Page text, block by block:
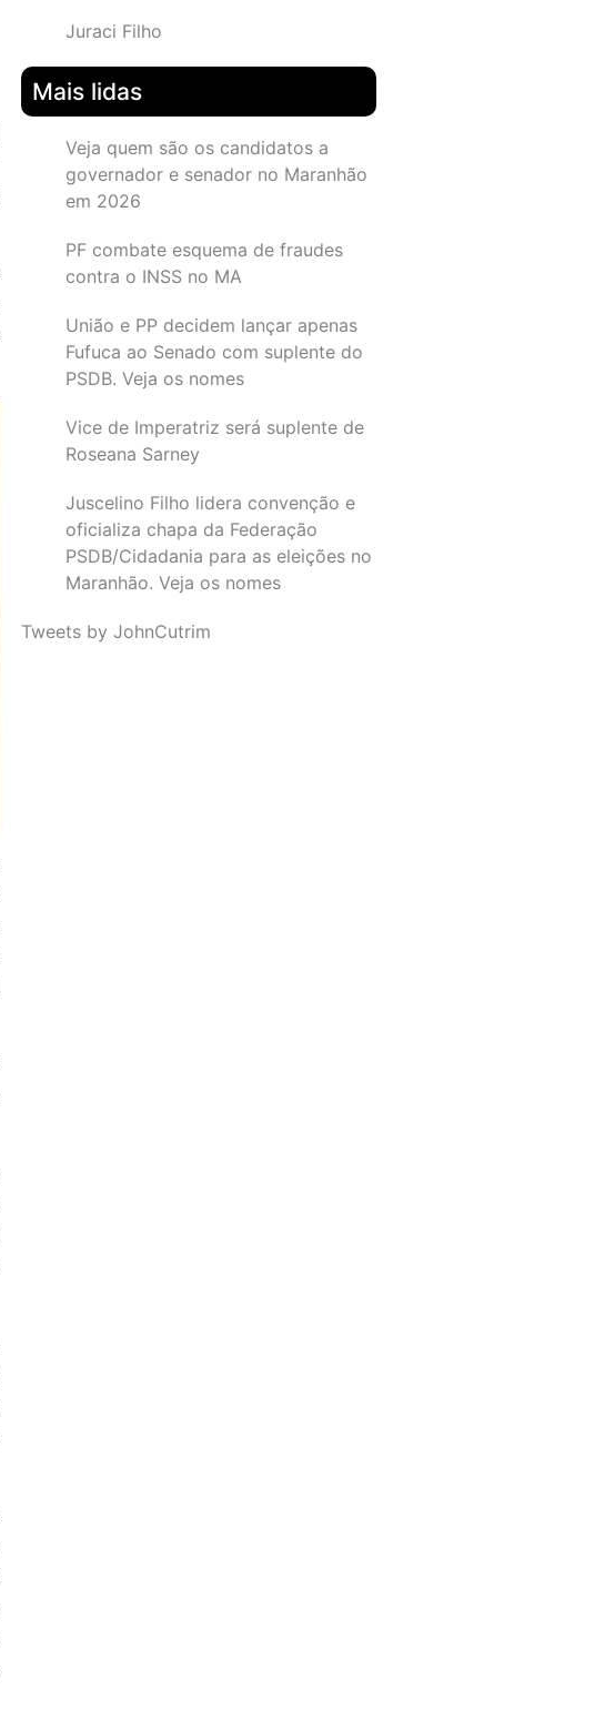
Juraci Filho
Mais lidas
Veja quem são os candidatos a
governador e senador no Maranhão
em 2026
PF combate esquema de fraudes
contra o INSS no MA
União e PP decidem lançar apenas
Fufuca ao Senado com suplente do
PSDB. Veja os nomes
Vice de Imperatriz será suplente de
Roseana Sarney
Juscelino Filho lidera convenção e
oficializa chapa da Federação
PSDB/Cidadania para as eleições no
Maranhão. Veja os nomes
Tweets by JohnCutrim